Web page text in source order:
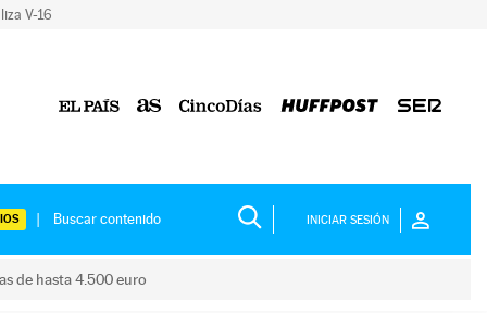
V-16
INICIAR SESIÓN
de hasta 4.500 euro